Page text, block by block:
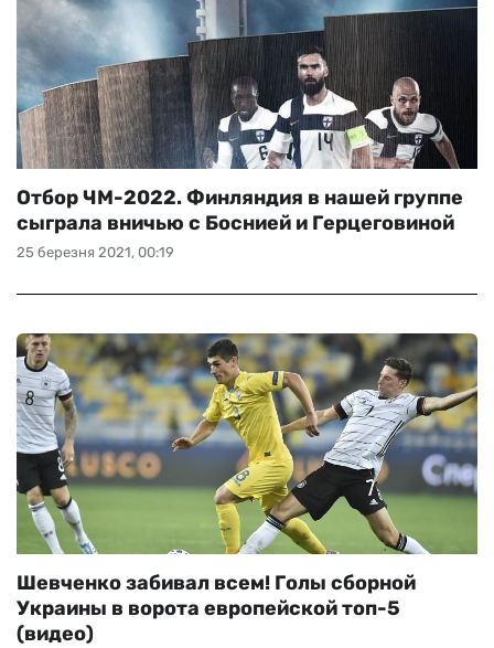
25 березня 2021, 00:19
Отбор ЧМ-2022. Финляндия в нашей группе
сыграла вничью с Боснией и Герцеговиной
Шевченко забивал всем! Голы сборной
Украины в ворота европейской топ-5
(видео)